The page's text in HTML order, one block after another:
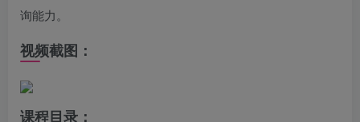
询能力。
视频截图：
课程目录：